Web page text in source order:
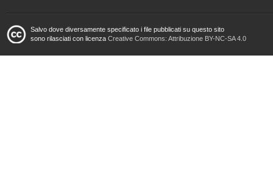
Salvo dove diversamente specificato i file pubblicati su questo sito
sono rilasciati con licenza Creative Commons: Attribuzione BY-NC-SA 4.0